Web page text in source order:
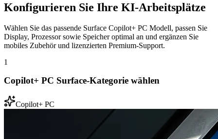
Konfigurieren Sie Ihre KI-Arbeitsplätze
Wählen Sie das passende Surface Copilot+ PC Modell, passen Sie
Display, Prozessor sowie Speicher optimal an und ergänzen Sie
mobiles Zubehör und lizenzierten Premium-Support.
1
Copilot+ PC Surface-Kategorie wählen
Copilot+ PC